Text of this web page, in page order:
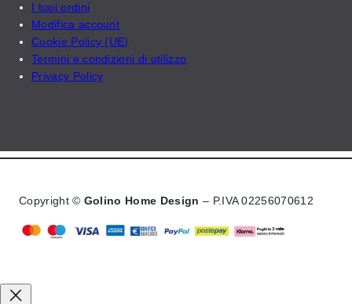
I tuoi ordini
Modifica account
Cookie Policy (UE)
Termini e condizioni di utilizzo
Privacy Policy
Copyright © Golino Home Design – P.IVA 02256070612